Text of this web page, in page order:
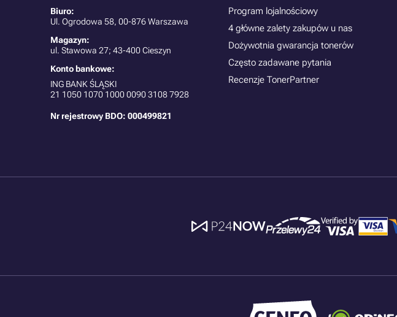
Biuro:
Ul. Ogrodowa 58, 00-876 Warszawa
Magazyn:
ul. Stawowa 27; 43-400 Cieszyn
Konto bankowe:
ING BANK ŚLĄSKI
21 1050 1070 1000 0090 3108 7928
Nr rejestrowy BDO: 000499821
Program lojalnościowy
4 główne zalety zakupów u nas
Dożywotnia gwarancja tonerów
Często zadawane pytania
Recenzje TonerPartner